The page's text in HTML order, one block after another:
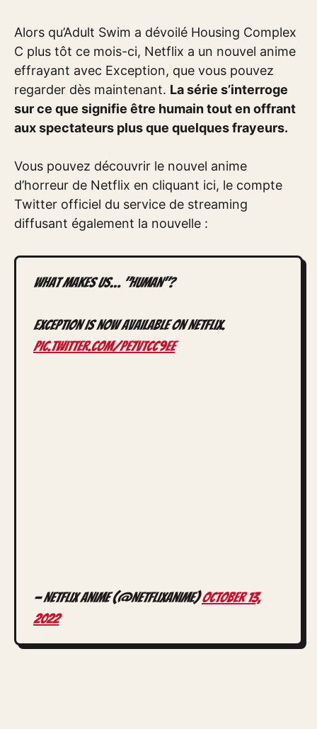
Alors qu’Adult Swim a dévoilé Housing Complex
C plus tôt ce mois-ci, Netflix a un nouvel anime
effrayant avec Exception, que vous pouvez
regarder dès maintenant. La série s’interroge
sur ce que signifie être humain tout en offrant
aux spectateurs plus que quelques frayeurs.
Vous pouvez découvrir le nouvel anime
d’horreur de Netflix en cliquant ici, le compte
Twitter officiel du service de streaming
diffusant également la nouvelle :
what makes us… "human"?
exception is now available on Netflix.
pic.twitter.com/pE7vTcC9ee
— Netflix Anime (@NetflixAnime)October 13,
2022